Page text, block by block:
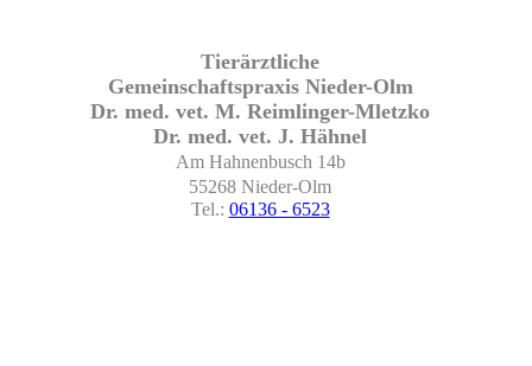
Tierärztliche
Gemeinschaftspraxis Nieder-Olm
Dr. med. vet. M. Reimlinger-Mletzko
Dr. med. vet. J. Hähnel
Am Hahnenbusch 14b
55268 Nieder-Olm
Tel.: 06136 - 6523